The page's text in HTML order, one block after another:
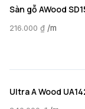
Sàn gỗ AWood
216.000 ₫ /m
Ultra A Wood